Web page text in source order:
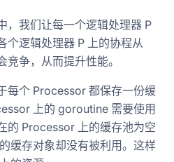
，我们让每一个逻辑处理器 P
个逻辑处理器 P 上的协程从
竞争，从而提升性能。
每个 Processor 都保存一份缓
上的 goroutine 需要使用
的 Processor 上的缓存池为空
缓存对象却没有被利用。这样